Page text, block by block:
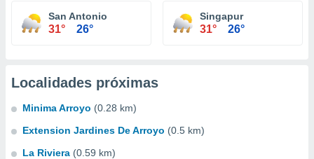
San Antonio
31° 26°
Singapur
31° 26°
Localidades próximas
Minima Arroyo (0.28 km)
Extension Jardines De Arroyo (0.5 km)
La Riviera (0.59 km)